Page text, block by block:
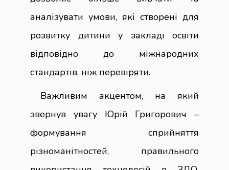
аналізувати умови, які створені для
розвитку дитини у закладі освіти
відповідно до міжнародних
стандартів, ніж перевіряти.
Важливим акцентом, на який
звернув увагу Юрій Григорович –
формування сприйняття
різноманітностей, правильного